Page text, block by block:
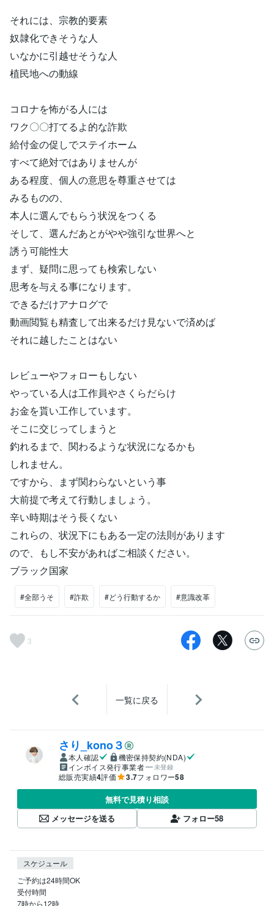
それには、宗教的要素
奴隷化できそうな人
いなかに引越せそうな人
植民地への動線
コロナを怖がる人には
ワク〇〇打てるよ的な詐欺
給付金の促しでステイホーム
すべて絶対ではありませんが
ある程度、個人の意思を尊重させては
みるものの、
本人に選んでもらう状況をつくる
そして、選んだあとがやや強引な世界へと
誘う可能性大
まず、疑問に思っても検索しない
思考を与える事になります。
できるだけアナログで
動画閲覧も精査して出来るだけ見ないで済めば
それに越したことはない
レビューやフォローもしない
やっている人は工作員やさくらだらけ
お金を貰い工作しています。
そこに交じってしまうと
釣れるまで、関わるような状況になるかも
しれません。
ですから、まず関わらないという事
大前提で考えて行動しましょう。
辛い時期はそう長くない
これらの、状況下にもある一定の法則があります
ので、もし不安があればご相談ください。
ブラック国家
#全部うそ #詐欺 #どう行動するか #意識改革
3
一覧に戻る
さり_kono３
本人確認
機密保持契約(NDA)
インボイス発行事業者
未登録
総販売実績4評価 3.7フォロワー58
無料で見積り相談
メッセージを送る
フォロー58
スケジュール
ご予約は24時間OK
受付時間
7時から12時